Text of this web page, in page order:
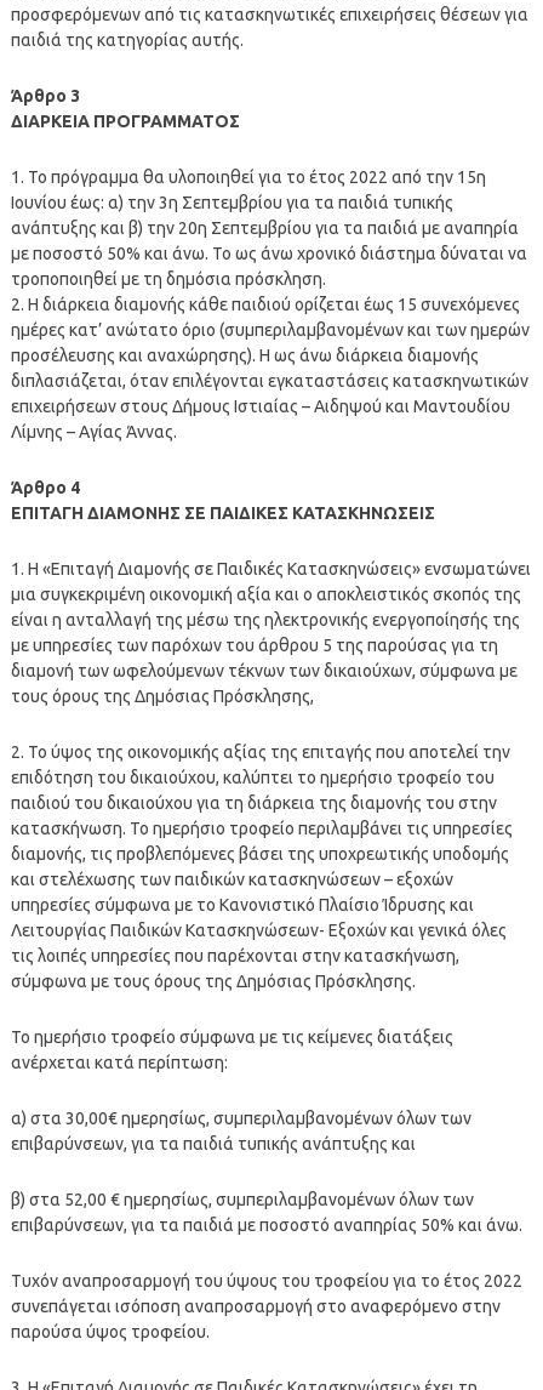
προσφερόμενων από τις κατασκηνωτικές επιχειρήσεις θέσεων για
παιδιά της κατηγορίας αυτής.
Άρθρο 3
ΔΙΑΡΚΕΙΑ ΠΡΟΓΡΑΜΜΑΤΟΣ
1. Το πρόγραμμα θα υλοποιηθεί για το έτος 2022 από την 15η
Ιουνίου έως: α) την 3η Σεπτεμβρίου για τα παιδιά τυπικής
ανάπτυξης και β) την 20η Σεπτεμβρίου για τα παιδιά με αναπηρία
με ποσοστό 50% και άνω. Το ως άνω χρονικό διάστημα δύναται να
τροποποιηθεί με τη δημόσια πρόσκληση.
2. Η διάρκεια διαμονής κάθε παιδιού ορίζεται έως 15 συνεχόμενες
ημέρες κατ’ ανώτατο όριο (συμπεριλαμβανομένων και των ημερών
προσέλευσης και αναχώρησης). Η ως άνω διάρκεια διαμονής
διπλασιάζεται, όταν επιλέγονται εγκαταστάσεις κατασκηνωτικών
επιχειρήσεων στους Δήμους Ιστιαίας – Αιδηψού και Μαντουδίου
Λίμνης – Αγίας Άννας.
Άρθρο 4
ΕΠΙΤΑΓΗ ΔΙΑΜΟΝΗΣ ΣΕ ΠΑΙΔΙΚΕΣ ΚΑΤΑΣΚΗΝΩΣΕΙΣ
1. Η «Επιταγή Διαμονής σε Παιδικές Κατασκηνώσεις» ενσωματώνει
μια συγκεκριμένη οικονομική αξία και ο αποκλειστικός σκοπός της
είναι η ανταλλαγή της μέσω της ηλεκτρονικής ενεργοποίησής της
με υπηρεσίες των παρόχων του άρθρου 5 της παρούσας για τη
διαμονή των ωφελούμενων τέκνων των δικαιούχων, σύμφωνα με
τους όρους της Δημόσιας Πρόσκλησης,
2. Το ύψος της οικονομικής αξίας της επιταγής που αποτελεί την
επιδότηση του δικαιούχου, καλύπτει το ημερήσιο τροφείο του
παιδιού του δικαιούχου για τη διάρκεια της διαμονής του στην
κατασκήνωση. Το ημερήσιο τροφείο περιλαμβάνει τις υπηρεσίες
διαμονής, τις προβλεπόμενες βάσει της υποχρεωτικής υποδομής
και στελέχωσης των παιδικών κατασκηνώσεων – εξοχών
υπηρεσίες σύμφωνα με το Κανονιστικό Πλαίσιο Ίδρυσης και
Λειτουργίας Παιδικών Κατασκηνώσεων- Εξοχών και γενικά όλες
τις λοιπές υπηρεσίες που παρέχονται στην κατασκήνωση,
σύμφωνα με τους όρους της Δημόσιας Πρόσκλησης.
Το ημερήσιο τροφείο σύμφωνα με τις κείμενες διατάξεις
ανέρχεται κατά περίπτωση:
α) στα 30,00€ ημερησίως, συμπεριλαμβανομένων όλων των
επιβαρύνσεων, για τα παιδιά τυπικής ανάπτυξης και
β) στα 52,00 € ημερησίως, συμπεριλαμβανομένων όλων των
επιβαρύνσεων, για τα παιδιά με ποσοστό αναπηρίας 50% και άνω.
Τυχόν αναπροσαρμογή του ύψους του τροφείου για το έτος 2022
συνεπάγεται ισόποση αναπροσαρμογή στο αναφερόμενο στην
παρούσα ύψος τροφείου.